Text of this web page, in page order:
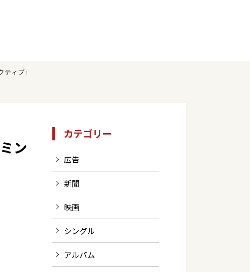
ィブ」
ン
カテゴリー
広告
新聞
映画
シングル
アルバム